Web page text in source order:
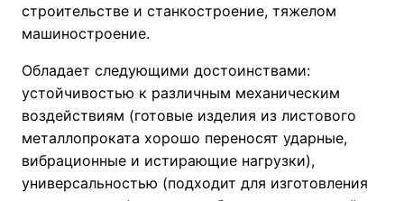
строительстве и станкостроение, тяжелом
машиностроение.
Обладает следующими достоинствами:
устойчивостью к различным механическим
воздействиям (готовые изделия из листового
металлопроката хорошо переносят ударные,
вибрационные и истирающие нагрузки),
универсальностью (подходит для изготовления